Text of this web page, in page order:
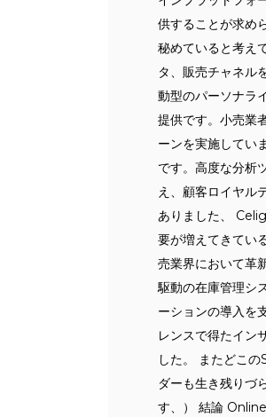
供することが求め
秘めていると考え
タ、販売チャネル
動型のパーソナラ
提供です。小売業
ーンを実施してい
です。高度な分析
え、顧客ロイヤル
ありました、
要が増えてきてい
売業界において革
駆動の在庫管理シ
ーションの導入を
レンスで得たイン
した。 またどこ
ダーも生き残りづ
す、） 結論